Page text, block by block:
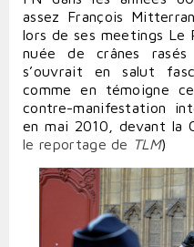
assez François
lors de ses meetings Le
nuée de crânes
s’ouvrait en salut
comme en témoigne
contre-manifestation
en mai 2010, devant la
le reportage de TLM)